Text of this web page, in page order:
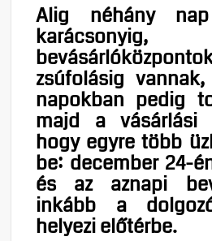
Alig néhány
zsúfolásig
napokban pedig
majd a vásárlási
hogy egyre több
be: december 24-
és az aznapi
inkább a
helyezi előtérbe.